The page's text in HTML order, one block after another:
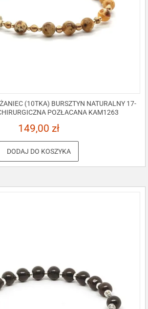
(10TKA) BURSZTYN NATURALNY 17-
POZŁACANA KAM1263
149,00 zł
DODAJ DO KOSZYKA